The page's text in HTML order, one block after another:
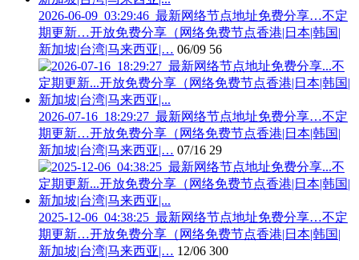
2026-06-09_03:29:46_最新网络节点地址免费分享…不定
期更新…开放免费分享（网络免费节点香港|日本|韩国|
新加坡|台湾|马来西亚|… 06/09 56
2026-07-16_18:29:27_最新网络节点地址免费分享…不定
期更新…开放免费分享（网络免费节点香港|日本|韩国|
新加坡|台湾|马来西亚|… 07/16 29
2025-12-06_04:38:25_最新网络节点地址免费分享…不定
期更新…开放免费分享（网络免费节点香港|日本|韩国|
新加坡|台湾|马来西亚|… 12/06 300